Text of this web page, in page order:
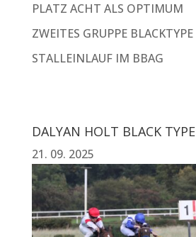
PLATZ ACHT ALS OPTIMUM
ZWEITES GRUPPE BLACKTYPE
STALLEINLAUF IM BBAG
DALYAN HOLT BLACK TYPE
21. 09. 2025